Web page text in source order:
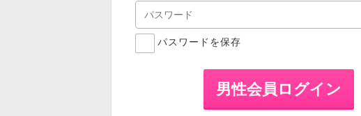
パスワードを保存